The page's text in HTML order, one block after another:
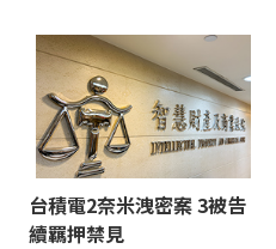
台積電2奈米洩密案 3被告
續羈押禁見